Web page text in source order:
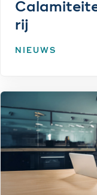
rij
NIEUWS